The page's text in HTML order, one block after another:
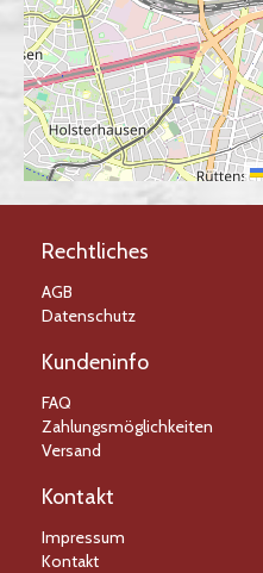
Rechtliches
AGB
Datenschutz
Kundeninfo
FAQ
Zahlungsmöglichkeiten
Versand
Kontakt
Impressum
Kontakt